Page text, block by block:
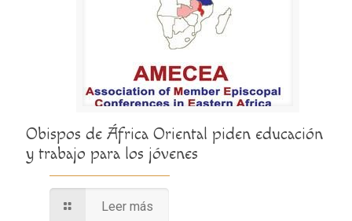
Obispos de África Oriental piden educación
y trabajo para los jóvenes
Leer más